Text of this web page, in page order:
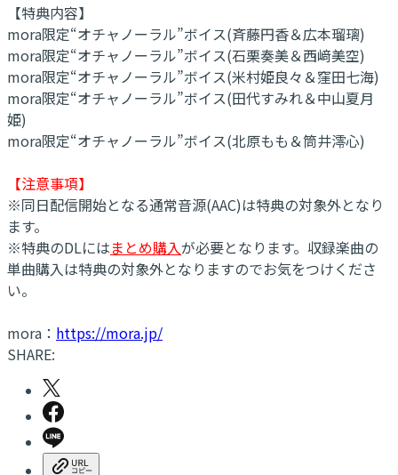
【特典内容】
mora限定“オチャノーラル”ボイス(斉藤円香＆広本瑠璃)
mora限定“オチャノーラル”ボイス(石栗奏美＆西﨑美空)
mora限定“オチャノーラル”ボイス(米村姫良々＆窪田七海)
mora限定“オチャノーラル”ボイス(田代すみれ＆中山夏月
姫)
mora限定“オチャノーラル”ボイス(北原もも＆筒井澪心)
【注意事項】
※同日配信開始となる通常音源(AAC)は特典の対象外となり
ます。
※特典のDLにはまとめ購入が必要となります。収録楽曲の
単曲購入は特典の対象外となりますのでお気をつけくださ
い。
mora： https://mora.jp/
SHARE: